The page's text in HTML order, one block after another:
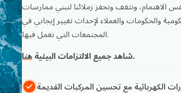
الاهتمام، ونثقف ونحفز زملائنا لتبني ممارسات
والحكومات والعملاء لإحداث تغيير إيجابي في
المجتمعات التي نعمل فيها.
شاهد جميع الالتزامات البيئية هنا .
الكهربائية مع تحسين المركبات القديمة